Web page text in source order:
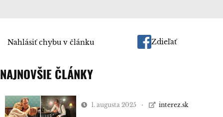
Nahlásiť chybu v článku Zdieľať
NAJNOVŠIE ČLÁNKY
1. augusta 2025 interez.sk